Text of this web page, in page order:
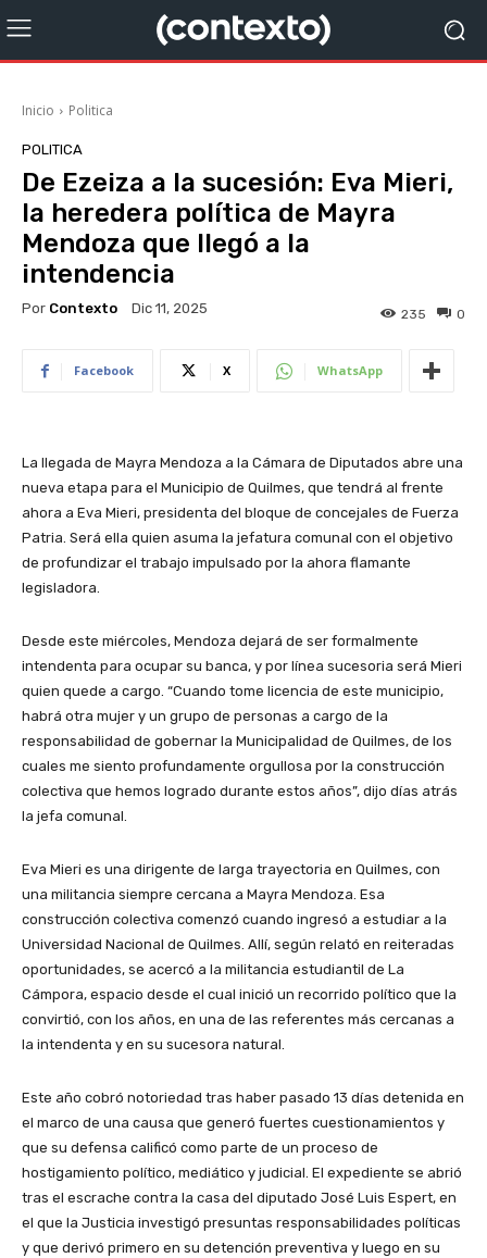
Inicio Politica
POLITICA
De Ezeiza a la sucesión: Eva Mieri,
la heredera política de Mayra
Mendoza que llegó a la
intendencia
Por Contexto Dic 11, 2025 0
235
Facebook X WhatsApp
La llegada de Mayra Mendoza a la Cámara de Diputados abre una
nueva etapa para el Municipio de Quilmes, que tendrá al frente
ahora a Eva Mieri, presidenta del bloque de concejales de Fuerza
Patria. Será ella quien asuma la jefatura comunal con el objetivo
de profundizar el trabajo impulsado por la ahora flamante
legisladora.
Desde este miércoles, Mendoza dejará de ser formalmente
intendenta para ocupar su banca, y por línea sucesoria será Mieri
quien quede a cargo. “Cuando tome licencia de este municipio,
habrá otra mujer y un grupo de personas a cargo de la
responsabilidad de gobernar la Municipalidad de Quilmes, de los
cuales me siento profundamente orgullosa por la construcción
colectiva que hemos logrado durante estos años”, dijo días atrás
la jefa comunal.
Eva Mieri es una dirigente de larga trayectoria en Quilmes, con
una militancia siempre cercana a Mayra Mendoza. Esa
construcción colectiva comenzó cuando ingresó a estudiar a la
Universidad Nacional de Quilmes. Allí, según relató en reiteradas
oportunidades, se acercó a la militancia estudiantil de La
Cámpora, espacio desde el cual inició un recorrido político que la
convirtió, con los años, en una de las referentes más cercanas a
la intendenta y en su sucesora natural.
Este año cobró notoriedad tras haber pasado 13 días detenida en
el marco de una causa que generó fuertes cuestionamientos y
que su defensa calificó como parte de un proceso de
hostigamiento político, mediático y judicial. El expediente se abrió
tras el escrache contra la casa del diputado José Luis Espert, en
el que la Justicia investigó presuntas responsabilidades políticas
y que derivó primero en su detención preventiva y luego en su